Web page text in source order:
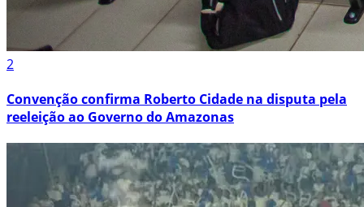
2
Convenção confirma Roberto Cidade na disputa pela
reeleição ao Governo do Amazonas